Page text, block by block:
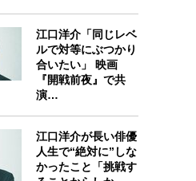
江口洋介「同じレベ
ルで対等にぶつかり
合いたい」 映画
『開戦前夜』で共
演…
江口洋介が長い俳優
人生で“絶対に”しな
かったこと「挑戦す